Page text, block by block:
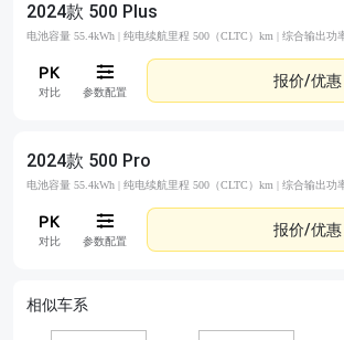
2024款 500 Plus
电池容量 55.4kWh | 纯电续航里程 500（CLTC）km | 综合输出功
对比 参数配置
报价/优惠
2024款 500 Pro
电池容量 55.4kWh | 纯电续航里程 500（CLTC）km | 综合输出功
对比 参数配置
报价/优惠
相似车系